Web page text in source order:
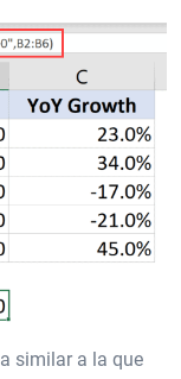
similar a la que